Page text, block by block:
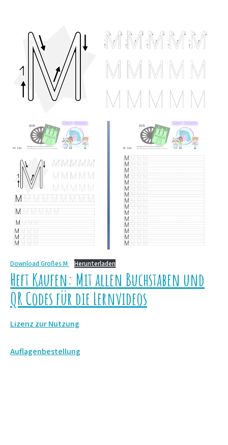
Download Großes M Herunterladen
Heft Kaufen: Mit allen Buchstaben und
QR Codes für die Lernvideos
Lizenz zur Nutzung
Auflagenbestellung